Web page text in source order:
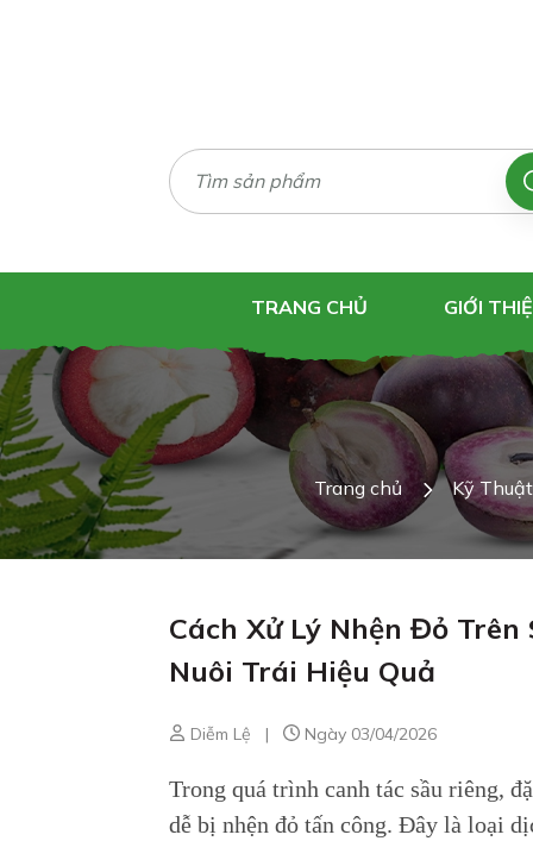
TRANG CHỦ GIỚI
Trang chủ Kỹ Thuật
Cách Xử Lý Nhện Đỏ
Nuôi Trái Hiệu Quả
Diễm Lệ | Ngày 03/04/2026
Trong quá trình canh tác sầu riêng,
dễ bị nhện đỏ tấn công. Đây là loại